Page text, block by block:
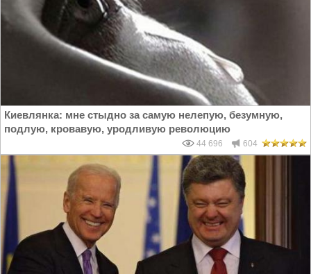
Киевлянка: мне стыдно за самую нелепую, безумную,
подлую, кровавую, уродливую революцию
44 696 604